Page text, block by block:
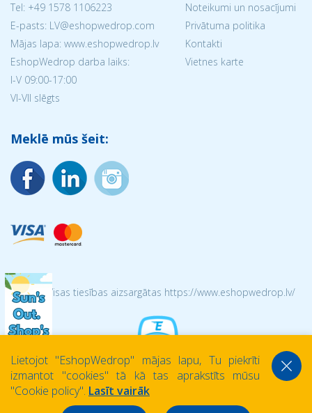
Tel: +49 1578 1106223
E-pasts: LV@eshopwedrop.com
Mājas lapa: www.eshopwedrop.lv
EshopWedrop darba laiks:
I-V 09:00-17:00
VI-VII slēgts
Noteikumi un nosacījumi
Privātuma politika
Kontakti
Vietnes karte
Meklē mūs šeit:
© 2026 Visas tiesības aizsargātas https://www.eshopwedrop.lv/
Lietojot ''EshopWedrop'' mājas lapu, Tu piekrīti
izmantot ''cookies'' tā kā tas aprakstīts mūsu
''Cookie policy''. Lasīt vairāk